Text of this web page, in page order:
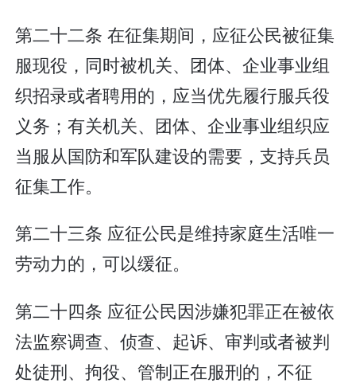
第二十二条 在征集期间，应征公民被征集
服现役，同时被机关、团体、企业事业组
织招录或者聘用的，应当优先履行服兵役
义务；有关机关、团体、企业事业组织应
当服从国防和军队建设的需要，支持兵员
征集工作。
第二十三条 应征公民是维持家庭生活唯一
劳动力的，可以缓征。
第二十四条 应征公民因涉嫌犯罪正在被依
法监察调查、侦查、起诉、审判或者被判
处徒刑、拘役、管制正在服刑的，不征